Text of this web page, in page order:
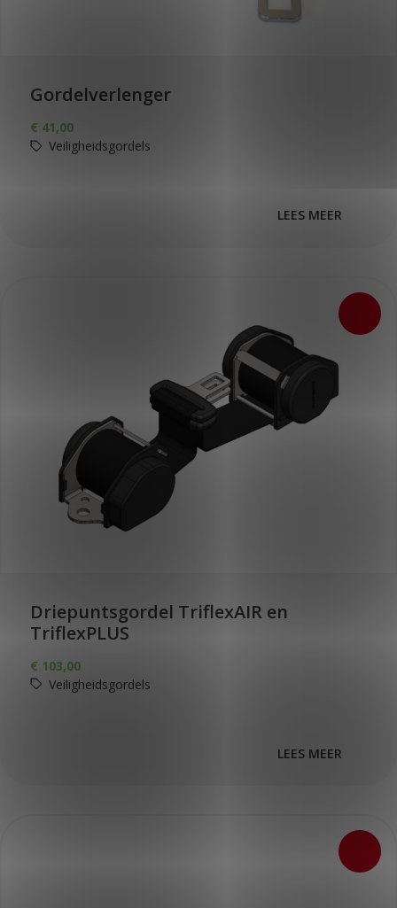
Gordelverlenger
€ 41,00
Veiligheidsgordels
LEES MEER
Driepuntsgordel TriflexAIR en
TriflexPLUS
€ 103,00
Veiligheidsgordels
LEES MEER